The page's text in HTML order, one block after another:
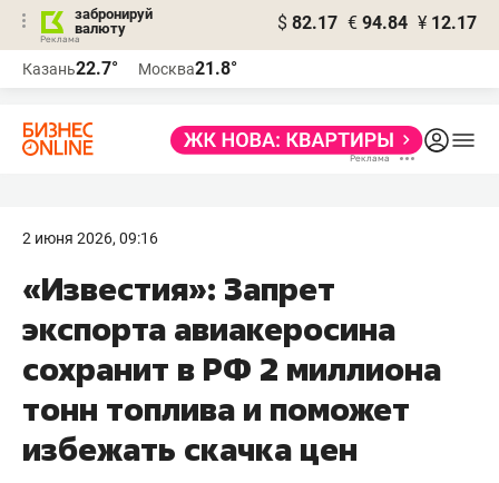
забронируй
валюту
$ 82.17 € 94.84 ¥ 12.17
Казань22.7° Москва21.8°
2 июня 2026, 09:16
«Известия»: Запрет
экспорта авиакеросина
сохранит в РФ 2 миллиона
тонн топлива и поможет
избежать скачка цен